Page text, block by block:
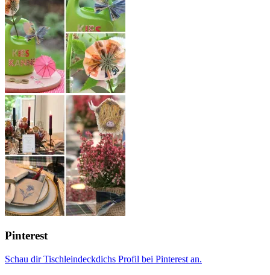
Pinterest
Schau dir Tischleindeckdichs Profil bei Pinterest an.